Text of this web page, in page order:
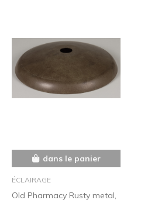
dans le panier
ÉCLAIRAGE
Old Pharmacy Rusty metal,